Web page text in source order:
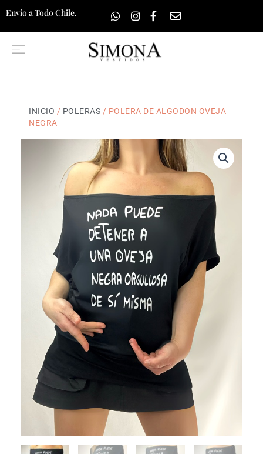
contenido
Envío a Todo Chile.
INICIO / POLERAS / POLERA DE ALGODON OVEJA
NEGRA